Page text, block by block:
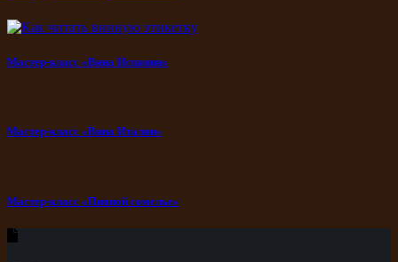
Мастер-класс «Вина Испании»
Мастер-класс «Вина Италии»
Мастер-класс «Пивной сомелье»